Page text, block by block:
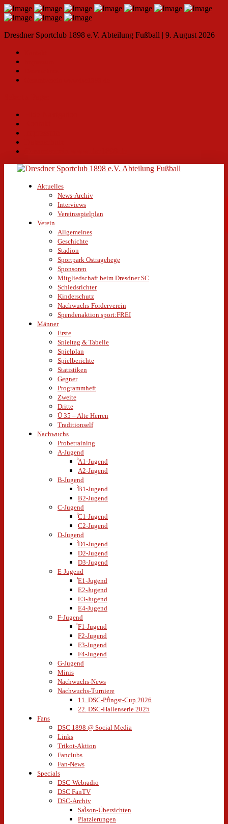
Dresdner Sportclub 1898 e.V. Abteilung Fußball | 9. August 2026
Aktuelles
News-Archiv
Interviews
Vereinsspielplan
Verein
Allgemeines
Geschichte
Stadion
Sportpark Ostragehege
Sponsoren
Mitgliedschaft beim Dresdner SC
Schiedsrichter
Kinderschutz
Nachwuchs-Förderverein
Spendenaktion sport:FREI
Männer
Erste
Spieltag & Tabelle
Spielplan
Spielberichte
Statistiken
Gegner
Programmheft
Zweite
Dritte
Ü 35 – Alte Herren
Traditionself
Nachwuchs
Probetraining
A-Jugend
A1-Jugend
A2-Jugend
B-Jugend
B1-Jugend
B2-Jugend
C-Jugend
C1-Jugend
C2-Jugend
D-Jugend
D1-Jugend
D2-Jugend
D3-Jugend
E-Jugend
E1-Jugend
E2-Jugend
E3-Jugend
E4-Jugend
F-Jugend
F1-Jugend
F2-Jugend
F3-Jugend
F4-Jugend
G-Jugend
Minis
Nachwuchs-News
Nachwuchs-Turniere
11. DSC-Pfingst-Cup 2026
22. DSC-Hallenserie 2025
Fans
DSC 1898 @ Social Media
Links
Trikot-Aktion
Fanclubs
Fan-News
Specials
DSC-Webradio
DSC FanTV
DSC-Archiv
Saison-Übersichten
Platzierungen